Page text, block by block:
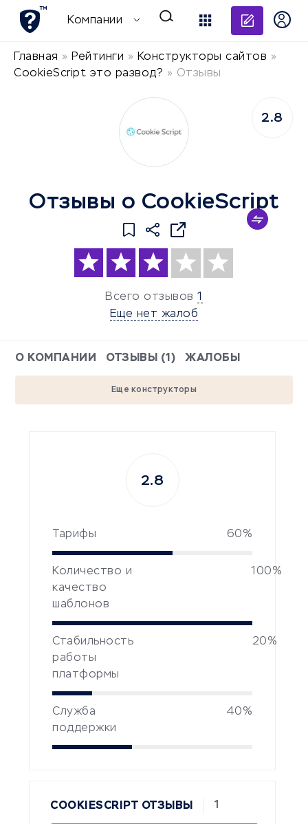
Компании
Главная » Рейтинги » Конструкторы сайтов »
CookieScript это развод? » Отзывы
Отзывы о CookieScript
Всего отзывов 1
Еще нет жалоб
2.8
О КОМПАНИИ ОТЗЫВЫ (1) ЖАЛОБЫ
Еще конструкторы
Тарифы 60%
Количество и
качество
шаблонов
100%
Стабильность
работы
платформы
20%
Служба
поддержки
40%
2.8
COOKIESCRIPT ОТЗЫВЫ 1